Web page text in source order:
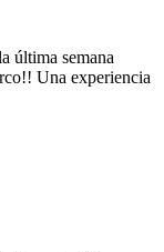
última semana
Una experiencia